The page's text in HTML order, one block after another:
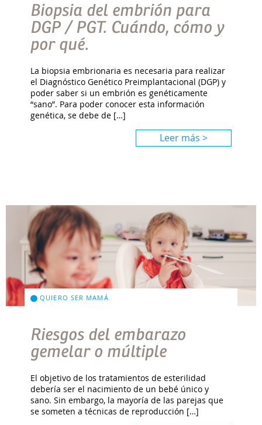
Biopsia del embrión para
DGP / PGT. Cuándo, cómo y
por qué.
La biopsia embrionaria es necesaria para realizar
el Diagnóstico Genético Preimplantacional (DGP) y
poder saber si un embrión es genéticamente
“sano”. Para poder conocer esta información
genética, se debe de […]
Leer más >
QUIERO SER MAMÁ
Riesgos del embarazo
gemelar o múltiple
El objetivo de los tratamientos de esterilidad
debería ser el nacimiento de un bebé único y
sano. Sin embargo, la mayoría de las parejas que
se someten a técnicas de reproducción […]